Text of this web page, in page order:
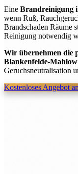
Eine Brandreinigung
wenn Ruß,
Brandschaden Räume
Reinigung notwendig
Wir übernehmen die
Blankenfelde-Mahlow
Geruchsneutralisation
Kostenloses Angebot